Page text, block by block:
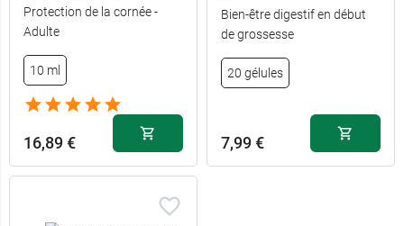
30 capsules
90 capsules 21,99 €
Protection de la cornée -
Adulte
10 ml
16,89 €
Bien-être digestif en début
de grossesse
20 gélules
7,99 €